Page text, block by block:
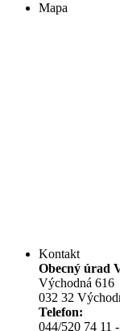
Mapa
Kontakt
Obecný úrad
Východná 616
032 32
Telefon:
044/520 74 11